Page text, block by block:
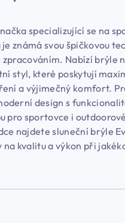
specializující se na
známá svou špičkovou
zpracováním. Nabízí brýle
styl, které poskytují
a výjimečný komfort.
design s
pro sportovce i
najdete sluneční brýle
na kvalitu a výkon při